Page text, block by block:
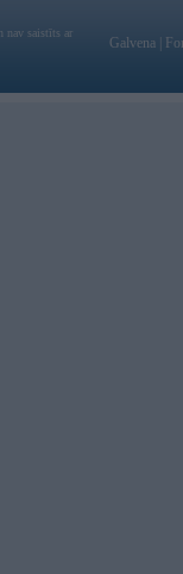
nav saistīts ar
Galvena